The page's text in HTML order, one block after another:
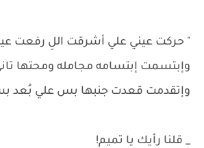
" حركت عيني علي أشرقت اللِ رفعت
وإبتسمت إبتسامه مجامله ومحتها
وإتقدمت قعدت جنبها بس علي بُعد
_ قلنا رأيك يا تميم!